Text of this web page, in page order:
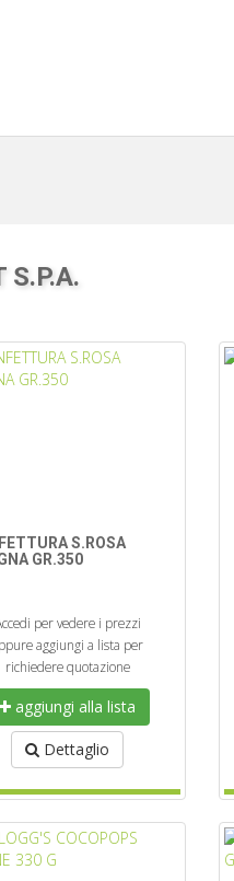
S.P.A.
S.ROSA
GR.350
per vedere i prezzi
aggiungi a lista per
richiedere quotazione
aggiungi alla lista
Dettaglio